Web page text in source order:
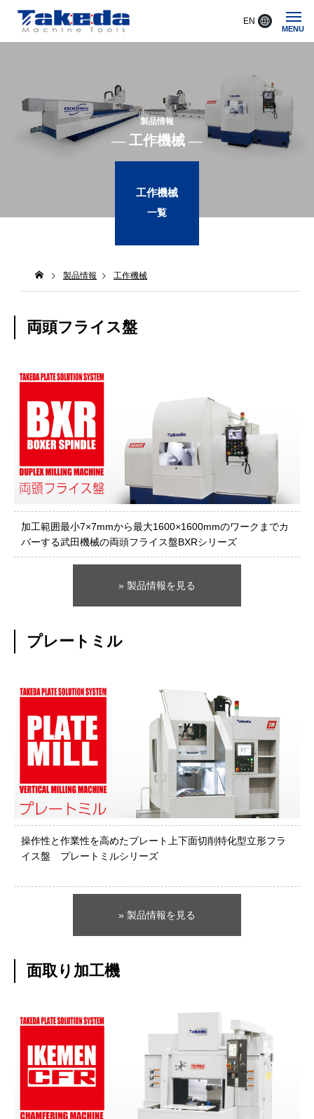
EN
MENU
製品情報
― 工作機械 ―
工作機械
一覧
製品情報 工作機械
両頭フライス盤
加工範囲最小7×7mmから最大1600×1600mmのワークまでカ
バーする武田機械の両頭フライス盤BXRシリーズ
» 製品情報を見る
プレートミル
操作性と作業性を高めたプレート上下面切削特化型立形フラ
イス盤 プレートミルシリーズ
» 製品情報を見る
面取り加工機